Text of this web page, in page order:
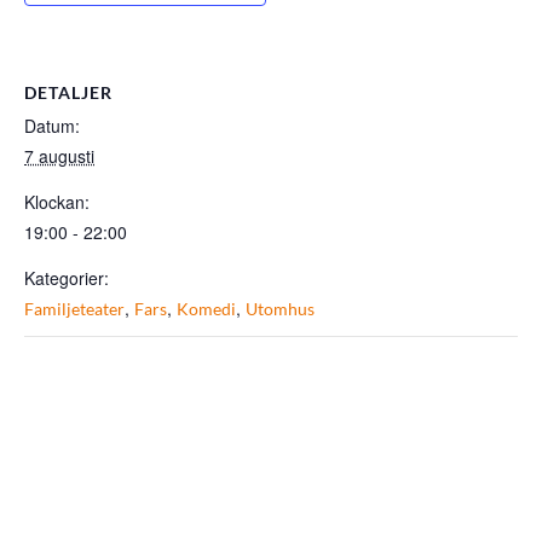
DETALJER
Datum:
7 augusti
Klockan:
19:00 - 22:00
Kategorier:
Familjeteater, Fars, Komedi, Utomhus